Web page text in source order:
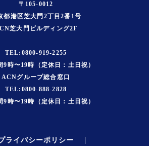
〒105-0012
都港区芝大門2丁目2番1号
芝大門ビルディング2F
TEL:0800-919-2255
9時〜19時（定休日：土日祝）
ACNグループ総合窓口
TEL:0800-888-2828
9時〜19時（定休日：土日祝）
ライバシーポリシー